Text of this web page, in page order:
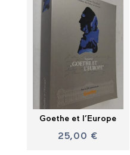
Goethe et l’Europe
25,00 €